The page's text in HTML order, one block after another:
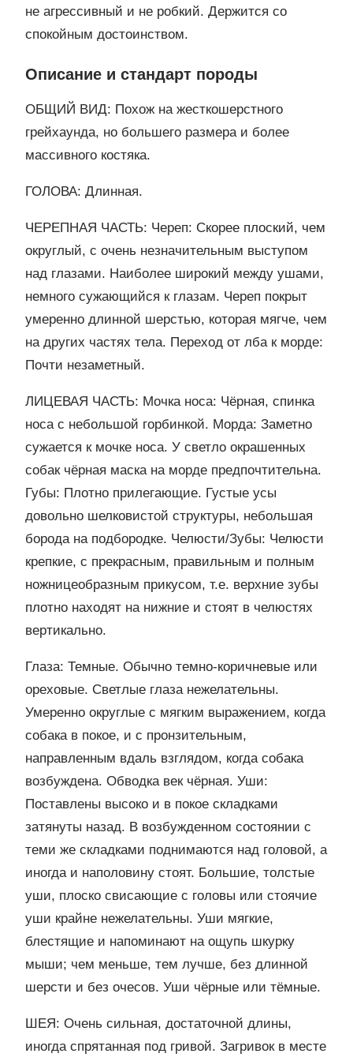
не агрессивный и не робкий. Держится со
спокойным достоинством.
Описание и стандарт породы
ОБЩИЙ ВИД: Похож на жесткошерстного
грейхаунда, но большего размера и более
массивного костяка.
ГОЛОВА: Длинная.
ЧЕРЕПНАЯ ЧАСТЬ: Череп: Скорее плоский, чем
округлый, с очень незначительным выступом
над глазами. Наиболее широкий между ушами,
немного сужающийся к глазам. Череп покрыт
умеренно длинной шерстью, которая мягче, чем
на других частях тела. Переход от лба к морде:
Почти незаметный.
ЛИЦЕВАЯ ЧАСТЬ: Мочка носа: Чёрная, спинка
носа с небольшой горбинкой. Морда: Заметно
сужается к мочке носа. У светло окрашенных
собак чёрная маска на морде предпочтительна.
Губы: Плотно прилегающие. Густые усы
довольно шелковистой структуры, небольшая
борода на подбородке. Челюсти/Зубы: Челюсти
крепкие, с прекрасным, правильным и полным
ножницеобразным прикусом, т.е. верхние зубы
плотно находят на нижние и стоят в челюстях
вертикально.
Глаза: Темные. Обычно темно-коричневые или
ореховые. Светлые глаза нежелательны.
Умеренно округлые с мягким выражением, когда
собака в покое, и с пронзительным,
направленным вдаль взглядом, когда собака
возбуждена. Обводка век чёрная. Уши:
Поставлены высоко и в покое складками
затянуты назад. В возбужденном состоянии с
теми же складками поднимаются над головой, а
иногда и наполовину стоят. Большие, толстые
уши, плоско свисающие с головы или стоячие
уши крайне нежелательны. Уши мягкие,
блестящие и напоминают на ощупь шкурку
мыши; чем меньше, тем лучше, без длинной
шерсти и без очесов. Уши чёрные или тёмные.
ШЕЯ: Очень сильная, достаточной длины,
иногда спрятанная под гривой. Загривок в месте